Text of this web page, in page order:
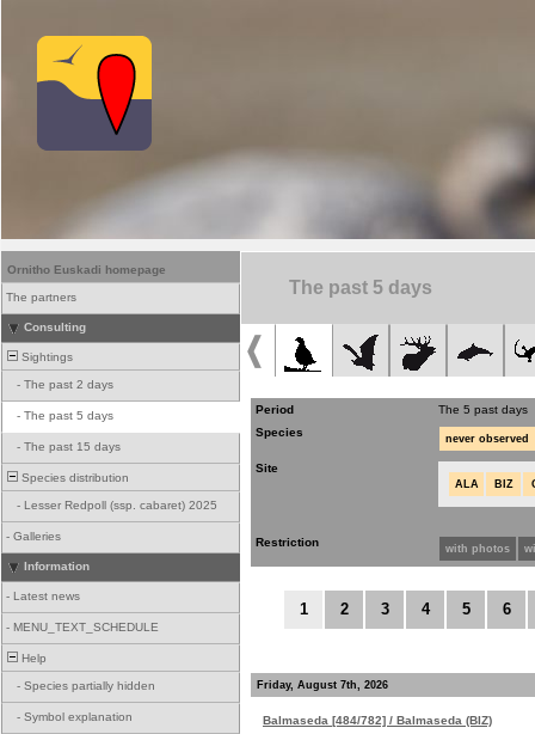
Ornitho Euskadi homepage
The partners
Consulting
Sightings
- The past 2 days
- The past 5 days
- The past 15 days
Species distribution
- Lesser Redpoll (ssp. cabaret) 2025
- Galleries
Information
- Latest news
- MENU_TEXT_SCHEDULE
Help
- Species partially hidden
- Symbol explanation
The past 5 days
Period
The 5 past days
Species
never observed
Site
ALA BIZ
Restriction with photos
1 2 3 4 5 6
Friday, August 7th, 2026
Balmaseda [484/782] / Balmaseda (BIZ)